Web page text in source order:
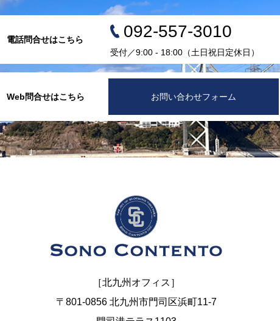
Web問合せはこちら お問い合わせフォーム
電話問合せはこちら 092-557-3010
受付／9:00 - 18:00（土日祝日定休日）
［北九州オフィス］
〒801-0856 北九州市門司区浜町11-7